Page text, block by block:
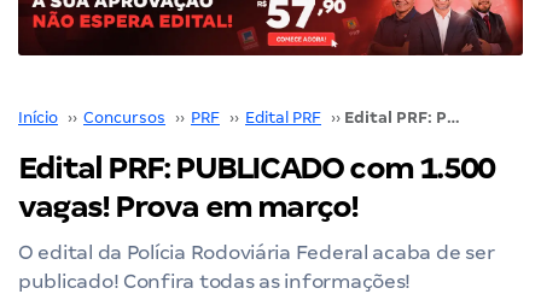
Início ›› Concursos ›› PRF ›› Edital PRF ›› Edital PRF: PUBLICADO com 1.500 vagas! Prova em março!
Edital PRF: PUBLICADO com 1.500
vagas! Prova em março!
O edital da Polícia Rodoviária Federal acaba de ser
publicado! Confira todas as informações!